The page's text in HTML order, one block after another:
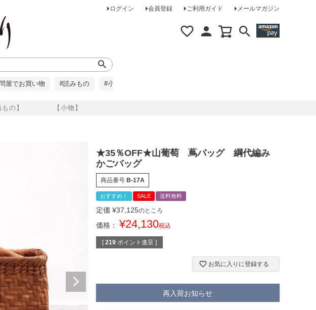
ログイン 会員登録 ご利用ガイド メールマガジン
もの】 【小物】
屋でお買い物 #読みもの #小柄な方に
★35％OFF★山葡萄 蔦バッグ 綱代編み
かごバッグ
商品番号 B-17A
おすすめ！ SALE 送料無料
定価 ¥37,125のところ
価格： ¥24,130税込
[ 219 ポイント進呈 ]
お気に入りに登録する
再入荷お知らせ